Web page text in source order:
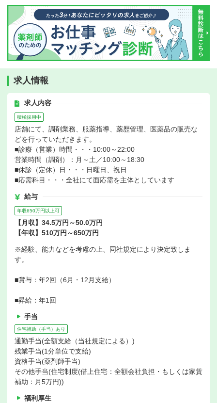
求人情報
求人内容
積極採用中
店舗にて、調剤業務、服薬指導、薬歴管理、医薬品の販売な
どを行っていただきます。
■診療（営業）時間・・・10:00～22:00
営業時間（調剤）：月～土／10:00～18:30
■休診（定休）日・・・日曜日、祝日
■応需科目・・・全社にて面応需を主体としています
給与
年収650万円以上可
【月収】34.5万円～50.0万円
【年収】510万円～650万円
※経験、能力などを考慮の上、同社規定により決定致しま
す。
■賞与：年2回（6月・12月支給）
■昇給：年1回
手当
住宅補助（手当）あり
通勤手当(全額支給（当社規定による）)
残業手当(1分単位で支給)
資格手当(薬剤師手当)
その他手当(住宅制度(借上住宅：全額会社負担・もしくは家賃
補助：月5万円))
福利厚生